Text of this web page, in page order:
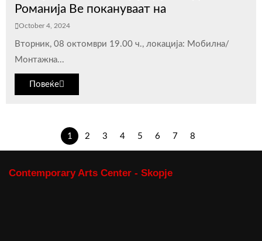
Романија Ве покануваат на
October 4, 2024
Вторник, 08 октомври 19.00 ч., локација: Мобилна/
Монтажна...
Повеќе
1 2 3 4 5 6 7 8
Contemporary Arts Center - Skopje